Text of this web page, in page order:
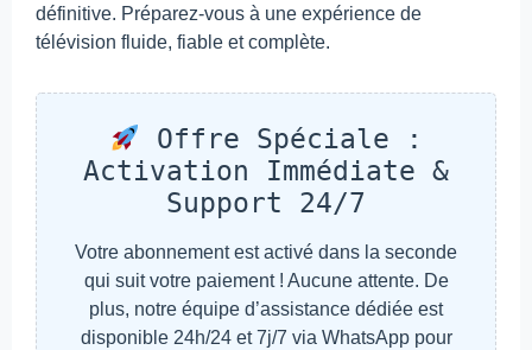
définitive. Préparez-vous à une expérience de
télévision fluide, fiable et complète.
Offre Spéciale :
Activation Immédiate &
Support 24/7
Votre abonnement est activé dans la seconde
qui suit votre paiement ! Aucune attente. De
plus, notre équipe d’assistance dédiée est
disponible 24h/24 et 7j/7 via WhatsApp pour